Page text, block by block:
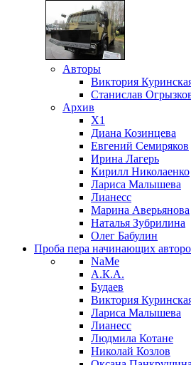
Авторы
Виктория
Станислав
Архив
X1
Диана Козинцева
Евгений Семиряков
Ирина Лагерь
Кирилл Николаенко
Лариса Малышева
Лианесс
Марина Аверьянова
Наталья Зубрилина
Олег Бабулин
Проба пера начинающих
NaMe
А.К.А.
Будаев
Виктория
Лариса Малышева
Лианесс
Людмила Котане
Николай Козлов